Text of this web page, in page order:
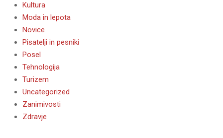
Kultura
Moda in lepota
Novice
Pisatelji in pesniki
Posel
Tehnologija
Turizem
Uncategorized
Zanimivosti
Zdravje